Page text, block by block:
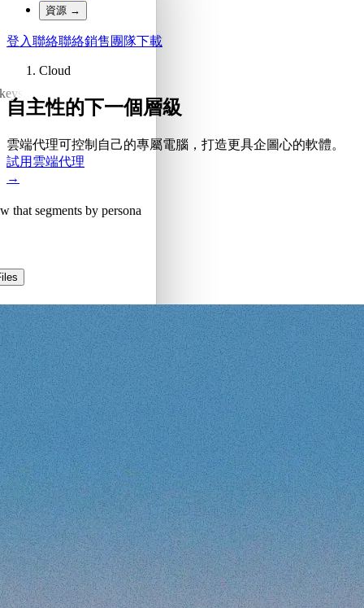
資源 →
登入聯絡聯絡銷售團隊下載
Cloud
自主性的下一個層級
雲端代理可控制自己的專屬電腦，打造更具企圖心的軟體。
試用雲端代理
→
that segments by persona